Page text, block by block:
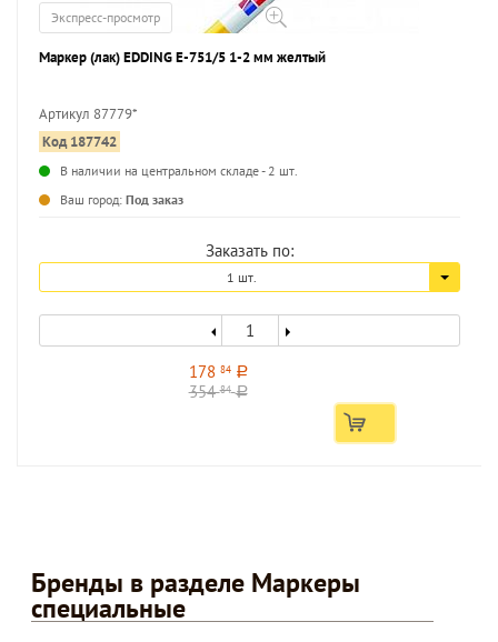
Экспресс-просмотр
Маркер (лак) EDDING E-751/5 1-2 мм желтый
Артикул 87779*
Код 187742
В наличии на центральном складе - 2 шт.
Ваш город: Под заказ
Заказать по:
1 шт.
178 84 a
35484 a
Бренды в разделе Маркеры
специальные